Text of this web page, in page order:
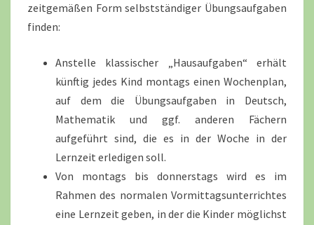
zeitgemäßen Form selbstständiger Übungsaufgaben
finden:
Anstelle klassischer „Hausaufgaben“ erhält
künftig jedes Kind montags einen Wochenplan,
auf dem die Übungsaufgaben in Deutsch,
Mathematik und ggf. anderen Fächern
aufgeführt sind, die es in der Woche in der
Lernzeit erledigen soll.
Von montags bis donnerstags wird es im
Rahmen des normalen Vormittagsunterrichtes
eine Lernzeit geben, in der die Kinder möglichst